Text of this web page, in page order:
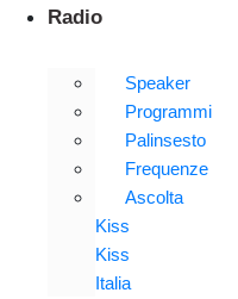
Radio
Speaker
Programmi
Palinsesto
Frequenze
Ascolta
Kiss
Kiss
Italia